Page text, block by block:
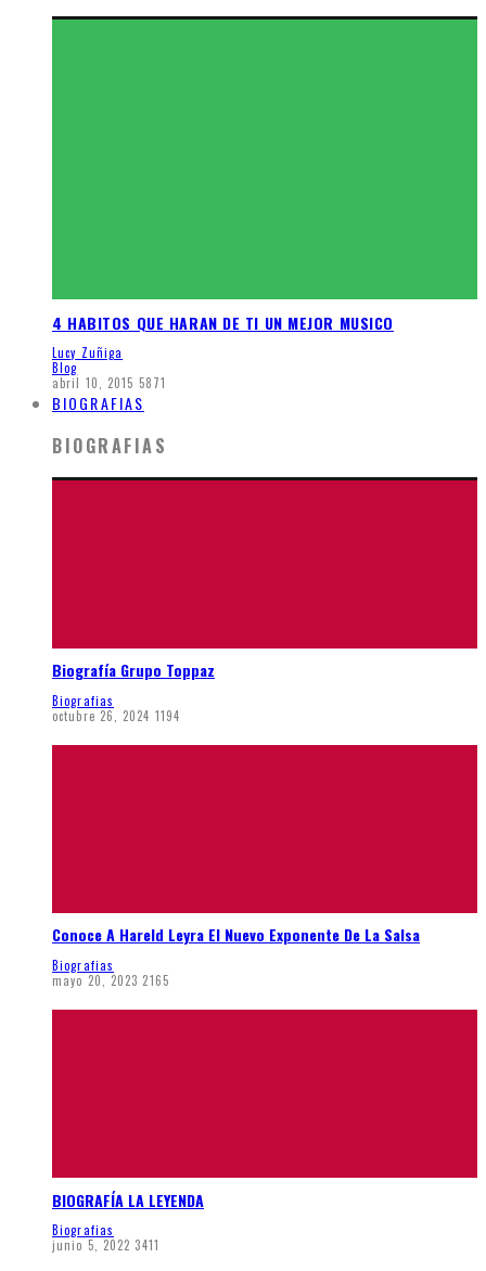
4 HABITOS QUE HARAN DE TI UN MEJOR MUSICO
Lucy Zuñiga
Blog
abril 10, 2015 5871
BIOGRAFIAS
BIOGRAFIAS
Biografía Grupo Toppaz
Biografias
octubre 26, 2024 1194
Conoce A Hareld Leyra El Nuevo Exponente De La Salsa
Biografias
mayo 20, 2023 2165
BIOGRAFÍA LA LEYENDA
Biografias
junio 5, 2022 3411